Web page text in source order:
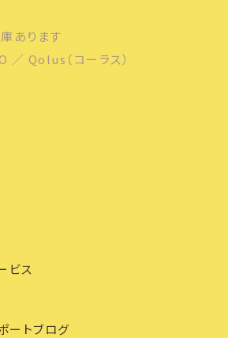
あります
／ Qolus（コーラス）
ビス
ートブログ